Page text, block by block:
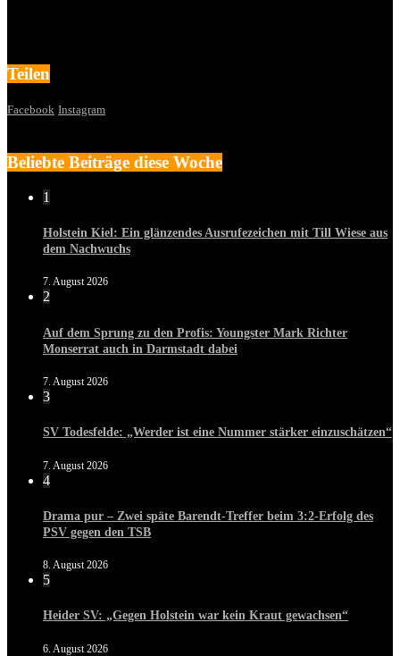
Teilen
Facebook Instagram
Beliebte Beiträge diese Woche
1
Holstein Kiel: Ein glänzendes Ausrufezeichen mit Till Wiese aus
dem Nachwuchs
7. August 2026
2
Auf dem Sprung zu den Profis: Youngster Mark Richter
Monserrat auch in Darmstadt dabei
7. August 2026
3
SV Todesfelde: „Werder ist eine Nummer stärker einzuschätzen“
7. August 2026
4
Drama pur – Zwei späte Barendt-Treffer beim 3:2-Erfolg des
PSV gegen den TSB
8. August 2026
5
Heider SV: „Gegen Holstein war kein Kraut gewachsen“
6. August 2026